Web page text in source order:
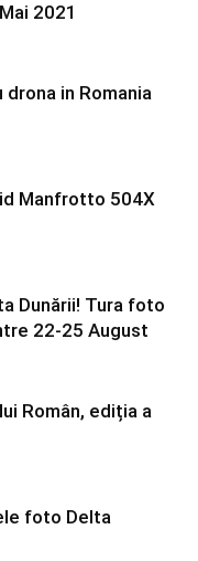
2021
in Romania
Manfrotto 504X
Dunării! Tura foto
22-25 August
Român, ediția a
foto Delta